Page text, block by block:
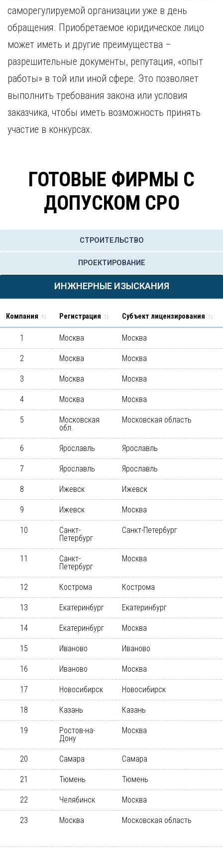
Кемерово
Киров
Красноярск
Курган
Л
Магнитогорск
Набережные Челны
Нижний Новгород
Новокузнецк
У
Улан-Удэ
Уфа
Х
Хабаровск
Ч
Чебоксары
Я
Ярославль
саморегулируемой организации уже в день
обращения. Приобретаемое юридическое лицо
может иметь и другие преимущества –
разрешительные документы, репутация, «опыт
работы» в той или иной сфере. Это позволяет
выполнить требования закона или условия
заказчика, чтобы иметь возможность принять
участие в конкурсах.
ГОТОВЫЕ ФИРМЫ С
ДОПУСКОМ СРО
СТРОИТЕЛЬСТВО
ПРОЕКТИРОВАНИЕ
ИНЖНЕРНЫЕ ИЗЫСКАНИЯ
Компания Регистрация Субъект лицензирования
1 Москва Москва
2 Москва Москва
3 Москва Москва
4 Москва Москва
5
Московская
обл.
Московская область
6 Ярославль Ярославль
7 Ярославль Ярославль
8 Ижевск Ижевск
9 Ижевск Москва
10
Санкт-
Петербург
Санкт-Петербург
11
Санкт-
Петербург
Москва
12 Кострома Кострома
13 Екатеринбург Екатеринбург
14 Екатеринбург Москва
15 Иваново Иваново
16 Иваново Москва
17 Новосибирск Новосибирск
18 Казань Казань
19
Ростов-на-
Дону
Москва
20 Самара Самара
21 Тюмень Тюмень
22 Челябинск Москва
23 Москва Московская область